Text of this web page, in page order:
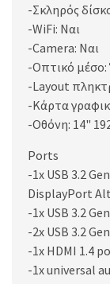
-Σκληρός
-WiFi: Ναι
-Camera: Ναι
-Οπτικό μέσο:
-Layout
-Κάρτα
-Οθόνη: 14"
Ports
-1x USB 3.2
DisplayPort
-1x USB 3.2
-2x USB 3.2
-1x HDMI 1.4
-1x universal